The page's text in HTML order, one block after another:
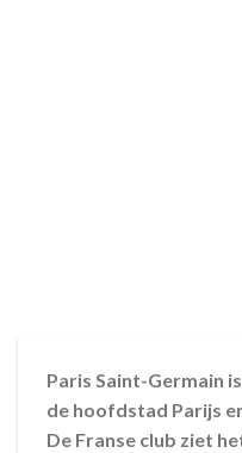
Paris Saint-Germain
de hoofdstad Parijs
De Franse club ziet